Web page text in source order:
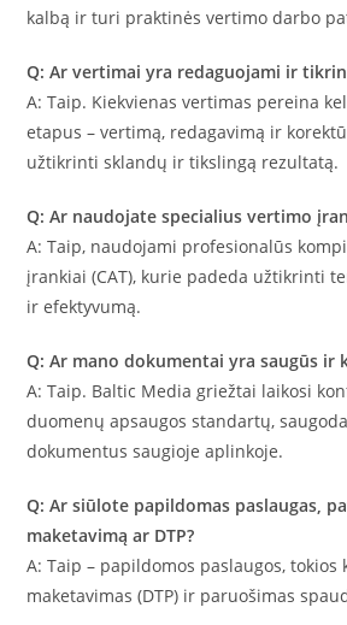
kalbą ir turi praktinės vertimo darbo
Q: Ar vertimai yra redaguojami ir
A: Taip. Kiekvienas vertimas pereina
etapus – vertimą, redagavimą ir
užtikrinti sklandų ir tikslingą rezultatą.
Q: Ar naudojate specialius vertimo
A: Taip, naudojami profesionalūs
įrankiai (CAT), kurie padeda užtikrinti
ir efektyvumą.
Q: Ar mano dokumentai yra saugūs ir
A: Taip. Baltic Media griežtai laikosi
duomenų apsaugos standartų,
dokumentus saugioje aplinkoje.
Q: Ar siūlote papildomas paslaugas,
maketavimą ar DTP?
A: Taip – papildomos paslaugos, tokios
maketavimas (DTP) ir paruošimas